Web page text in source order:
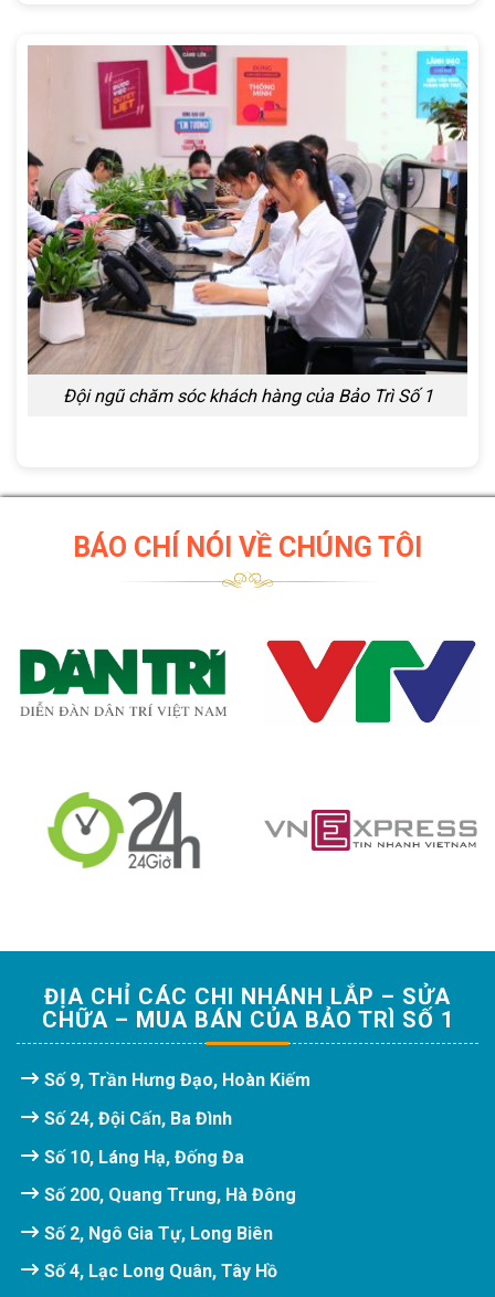
Đội ngũ chăm sóc khách hàng của Bảo Trì Số 1
BÁO CHÍ NÓI VỀ CHÚNG TÔI
ĐỊA CHỈ CÁC CHI NHÁNH LẮP – SỬA
CHỮA – MUA BÁN CỦA BẢO TRÌ SỐ 1
Số 9, Trần Hưng Đạo, Hoàn Kiếm
Số 24, Đội Cấn, Ba Đình
Số 10, Láng Hạ, Đống Đa
Số 200, Quang Trung, Hà Đông
Số 2, Ngô Gia Tự, Long Biên
Số 4, Lạc Long Quân, Tây Hồ